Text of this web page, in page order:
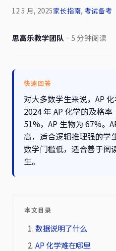
12 5 月, 2025家长指南, 考试备考
思高乐教学团队 · 5 分钟阅读
快速回答
对大多数学生来说，AP 化
2024 年 AP 化学的及格
51%，AP 生物为 67%。
高，适合逻辑推理强的学
数学门槛低，适合善于阅
生。
本文目录
数据说明了什么
AP 化学难在哪里